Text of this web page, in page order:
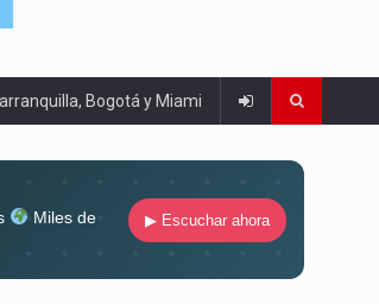
Bogotá y Miami
Miles de
▶ Escuchar ahora